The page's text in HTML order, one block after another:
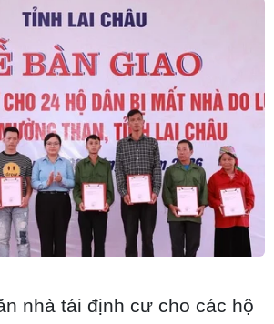
sập sau cú tông của xe tải
chết
đường Nguyễn Tuân tăng
phía Tây Nam Hà Nội
nhà tái định cư cho các hộ